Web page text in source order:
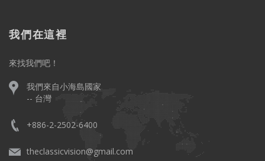
我們在這裡
來找我們吧！
我們來自小海島國家
-- 台灣
+886-2-2502-6400
theclassicvision@gmail.com